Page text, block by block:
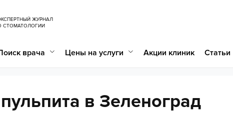
ЖУРНАЛ
СТОМАТОЛОГИИ
врача Цены на услуги Акции клиник Статьи
в Зеленоград